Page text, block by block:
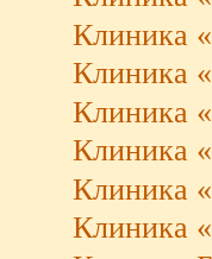
Клиника
Клиника
Клиника
Клиника
Клиника
Клиника